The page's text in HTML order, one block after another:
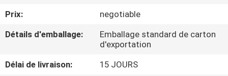
CONTRÔLE
DE
Prix:
negotiable
Détails d'emballage:
Emballage standard de carton
d'exportation
Délai de livraison:
15 JOURS